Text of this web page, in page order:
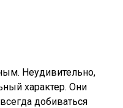
Неудивительно,
характер. Они
добиваться